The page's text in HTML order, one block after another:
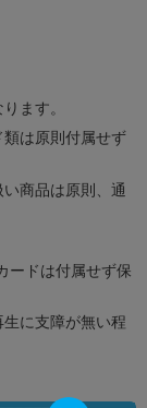
ます。
は原則付属せず
商品は原則、通
ードは付属せず保
に支障が無い程